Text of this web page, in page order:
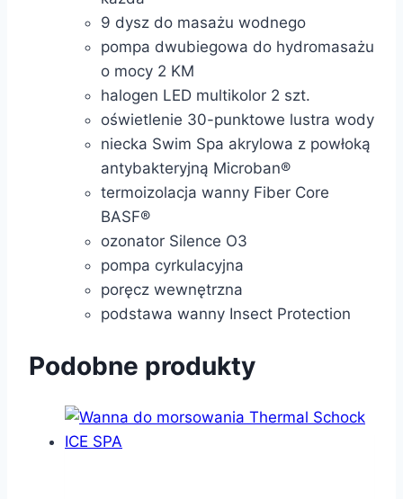
9 dysz do masażu wodnego
pompa dwubiegowa do hydromasażu
o mocy 2 KM
halogen LED multikolor 2 szt.
oświetlenie 30-punktowe lustra wody
niecka Swim Spa akrylowa z powłoką
antybakteryjną Microban®
termoizolacja wanny Fiber Core
BASF®
ozonator Silence O3
pompa cyrkulacyjna
poręcz wewnętrzna
podstawa wanny Insect Protection
Podobne produkty